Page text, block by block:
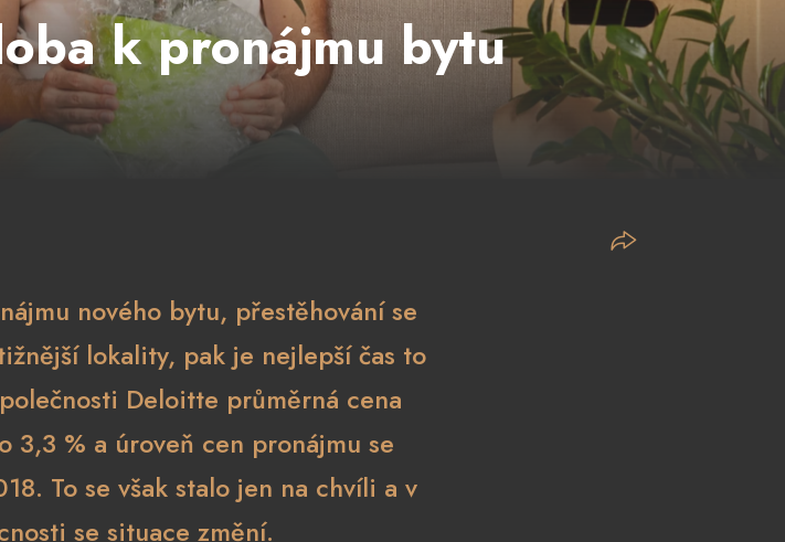
k pronájmu bytu
nového bytu, přestěhování se
lokality, pak je nejlepší čas to
Deloitte průměrná cena
3,3 % a úroveň cen pronájmu se
To se však stalo jen na chvíli a v
se situace změní.